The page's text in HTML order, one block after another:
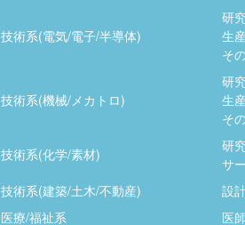
技術系(電気/電子/半導体)
研
生
そ
技術系(機械/メカトロ)
研
生
そ
技術系(化学/素材)
研
サ
技術系(建築/土木/不動産)
設
医療/福祉系
医